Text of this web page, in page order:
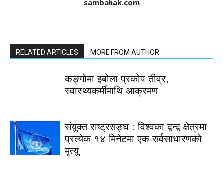
sambahak.com
RELATED ARTICLES MORE FROM AUTHOR
कङ्गोमा इबोला प्रकोप तीव्र,
स्वास्थ्यकर्मीमाथि आक्रमण
संयुक्त राष्ट्रसङ्घ : विश्वका द्वन्द्व क्षेत्रमा
प्रत्येक १४ मिनेटमा एक सर्वसाधारणको
मृत्यु